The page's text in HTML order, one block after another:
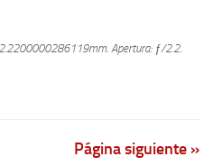
Apertura: ƒ/2.2.
Página siguiente »